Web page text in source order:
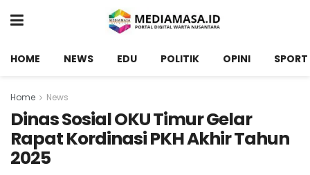
HOME NEWS EDU POLITIK OPINI SPORT
Home News
Dinas Sosial OKU Timur Gelar
Rapat Kordinasi PKH Akhir Tahun
2025